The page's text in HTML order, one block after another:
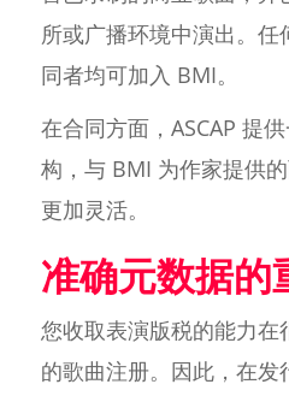
所或广播环境中演出。
同者均可加入 BMI。
在合同方面，ASCAP 提
构，与 BMI 为作家提供
更加灵活。
准确元数据的
您收取表演版税的能力在
的歌曲注册。因此，在发